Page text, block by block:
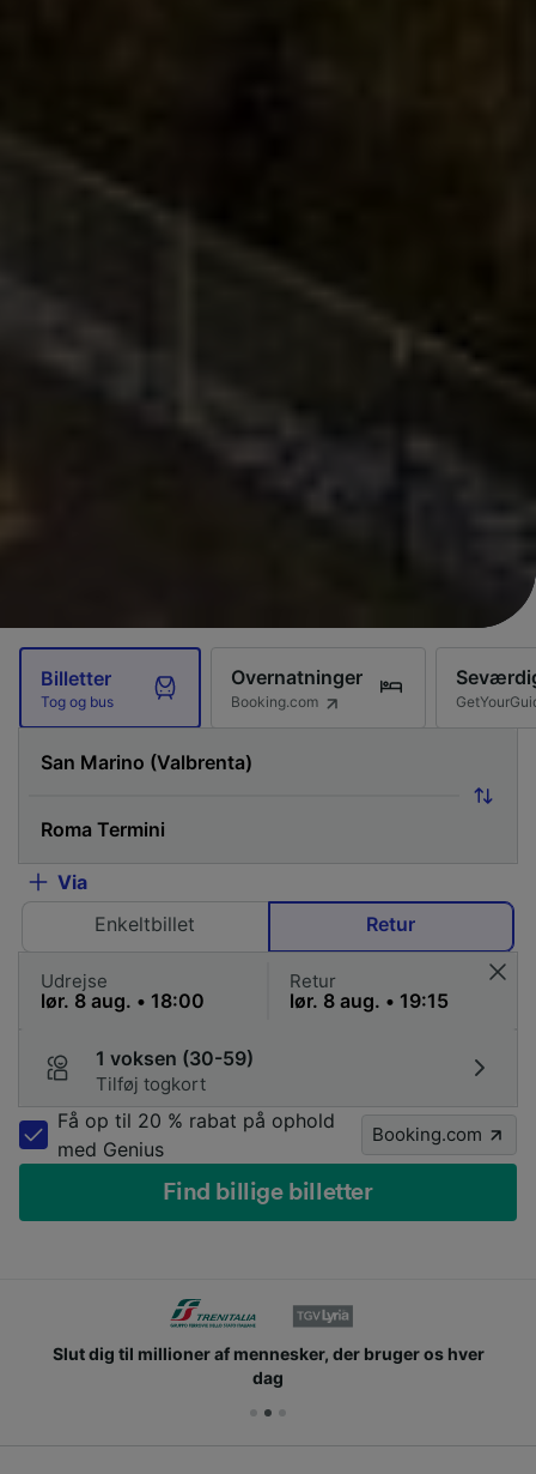
Billetter
Tog og bus
Overnatninger
Booking.com
Via
Enkeltbillet
Retur
Udrejse Retur
1 voksen (30-59)
Tilføj togkort
Få op til 20 % rabat på ophold
med Genius
Booking.com
Find billige billetter
Slut dig til millioner af mennesker, der bruger os hver
dag